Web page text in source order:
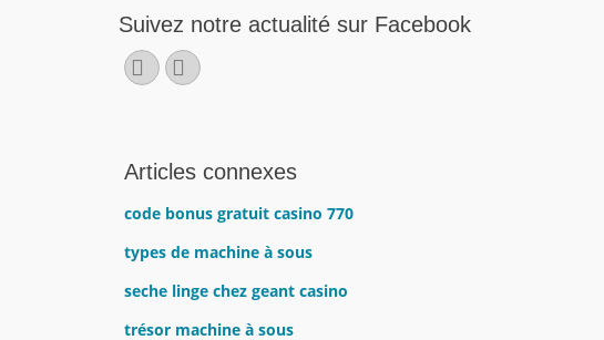
Suivez notre actualité sur Facebook
Facebook
E-
mail
Articles connexes
code bonus gratuit casino 770
types de machine à sous
seche linge chez geant casino
trésor machine à sous